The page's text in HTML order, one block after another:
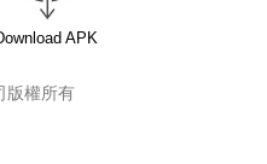
APK
版權所有